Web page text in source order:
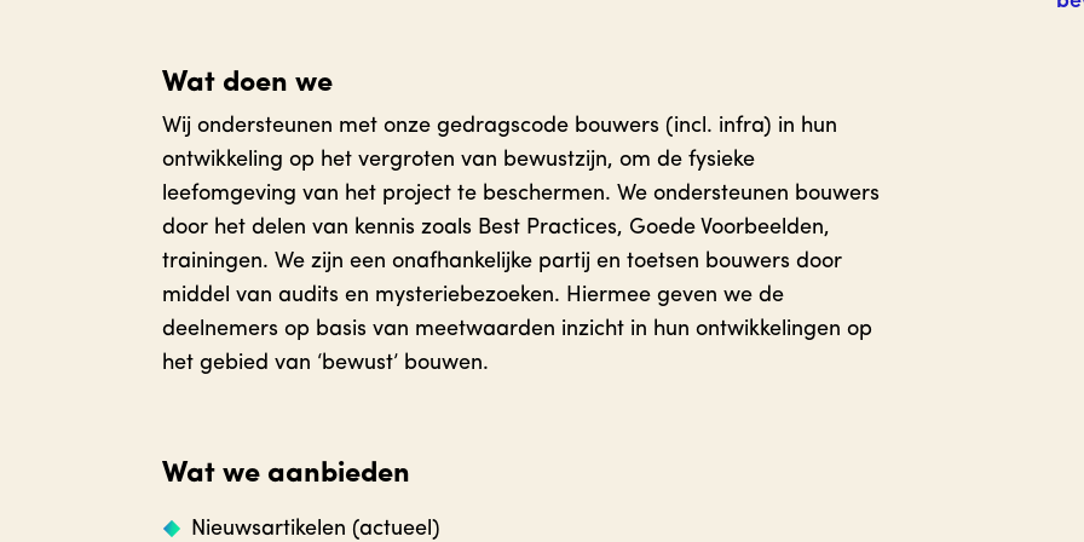
Wat doen we
Wij ondersteunen met onze gedragscode bouwers (incl. infra) in hun
ontwikkeling op het vergroten van bewustzijn, om de fysieke
leefomgeving van het project te beschermen. We ondersteunen bouwers
door het delen van kennis zoals Best Practices, Goede Voorbeelden,
trainingen. We zijn een onafhankelijke partij en toetsen bouwers door
middel van audits en mysteriebezoeken. Hiermee geven we de
deelnemers op basis van meetwaarden inzicht in hun ontwikkelingen op
het gebied van ‘bewust’ bouwen.
Wat we aanbieden
Nieuwsartikelen (actueel)